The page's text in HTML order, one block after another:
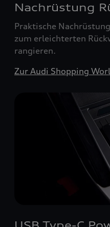
Nachrüstung
Praktische
zum erleichterten
rangieren.
Zur Audi Shopping